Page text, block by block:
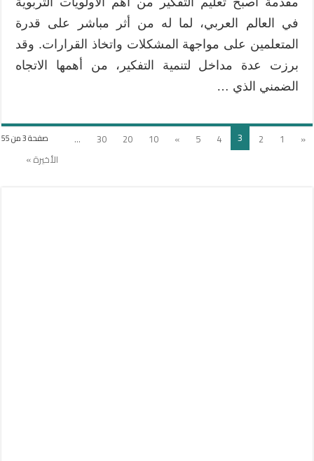
في العالم العربي، لما له من أثر مباشر على قدرة
المتعلمين على مواجهة المشكلات واتخاذ القرارات. وقد
برزت عدة مداخل لتنمية التفكير، من أهمها الاتجاه
الضمني الذي …
صفحة 3 من 55 «
1
2
3
4
5
»
10
20
30
...
الأخيرة »